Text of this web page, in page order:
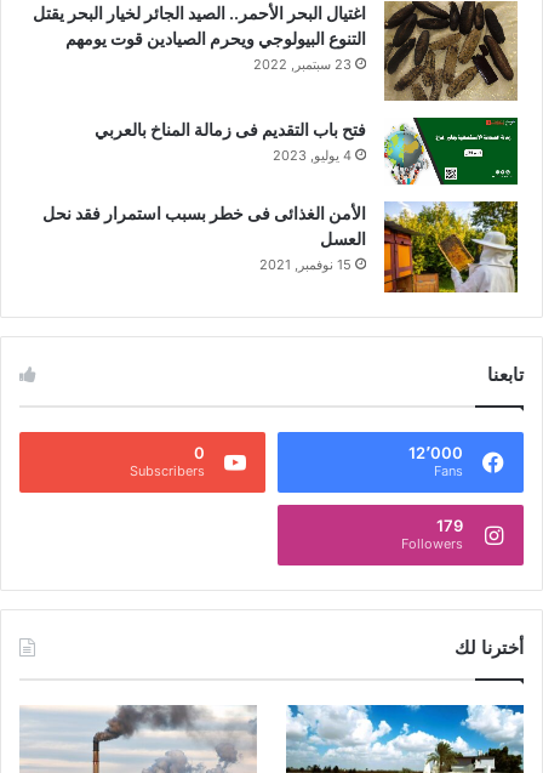
اغتيال البحر الأحمر.. الصيد الجائر لخيار البحر يقتل
التنوع البيولوجي ويحرم الصيادين قوت يومهم
23 سبتمبر, 2022
فتح باب التقديم فى زمالة المناخ بالعربي
4 يوليو, 2023
الأمن الغذائى فى خطر بسبب استمرار فقد نحل
العسل
15 نوفمبر, 2021
تابعنا
12٬000
Fans
0
Subscribers
179
Followers
أخترنا لك